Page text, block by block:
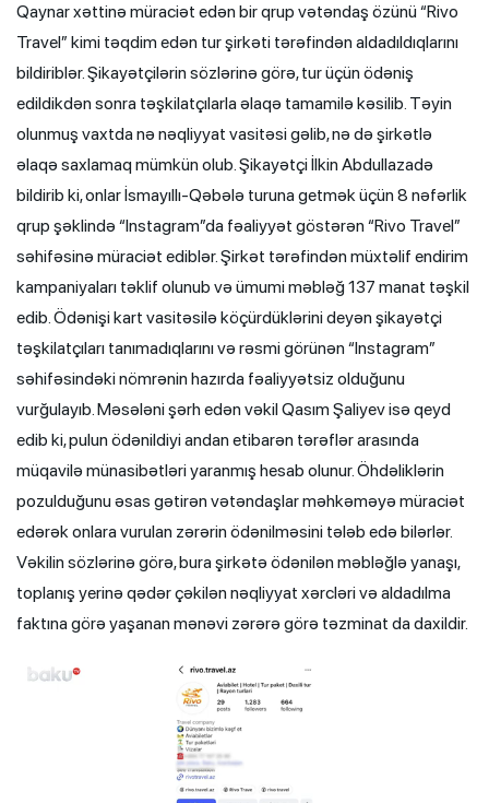
Qaynar xəttinə müraciət edən bir qrup vətəndaş özünü “Rivo
Travel” kimi təqdim edən tur şirkəti tərəfindən aldadıldıqlarını
bildiriblər. Şikayətçilərin sözlərinə görə, tur üçün ödəniş
edildikdən sonra təşkilatçılarla əlaqə tamamilə kəsilib. Təyin
olunmuş vaxtda nə nəqliyyat vasitəsi gəlib, nə də şirkətlə
əlaqə saxlamaq mümkün olub. Şikayətçi İlkin Abdullazadə
bildirib ki, onlar İsmayıllı-Qəbələ turuna getmək üçün 8 nəfərlik
qrup şəklində “Instagram”da fəaliyyət göstərən “Rivo Travel”
səhifəsinə müraciət ediblər. Şirkət tərəfindən müxtəlif endirim
kampaniyaları təklif olunub və ümumi məbləğ 137 manat təşkil
edib. Ödənişi kart vasitəsilə köçürdüklərini deyən şikayətçi
təşkilatçıları tanımadıqlarını və rəsmi görünən “Instagram”
səhifəsindəki nömrənin hazırda fəaliyyətsiz olduğunu
vurğulayıb. Məsələni şərh edən vəkil Qasım Şaliyev isə qeyd
edib ki, pulun ödənildiyi andan etibarən tərəflər arasında
müqavilə münasibətləri yaranmış hesab olunur. Öhdəliklərin
pozulduğunu əsas gətirən vətəndaşlar məhkəməyə müraciət
edərək onlara vurulan zərərin ödənilməsini tələb edə bilərlər.
Vəkilin sözlərinə görə, bura şirkətə ödənilən məbləğlə yanaşı,
toplanış yerinə qədər çəkilən nəqliyyat xərcləri və aldadılma
faktına görə yaşanan mənəvi zərərə görə təzminat da daxildir.
Video